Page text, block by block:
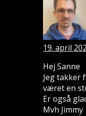
19. april
Hej Sanne
Jeg takker
været en
Er også
Mvh Jimmy